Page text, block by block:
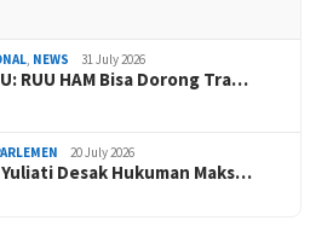
, NEWS 31 July 2026
RUU HAM Bisa Dorong Tra…
20 July 2026
Yuliati Desak Hukuman Maks…